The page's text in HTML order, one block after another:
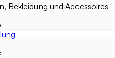
Bekleidung und Accessoires